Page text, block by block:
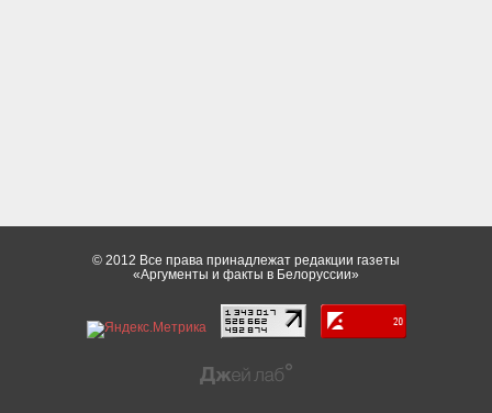
© 2012 Все права принадлежат редакции газеты
«Аргументы и факты в Белоруссии»